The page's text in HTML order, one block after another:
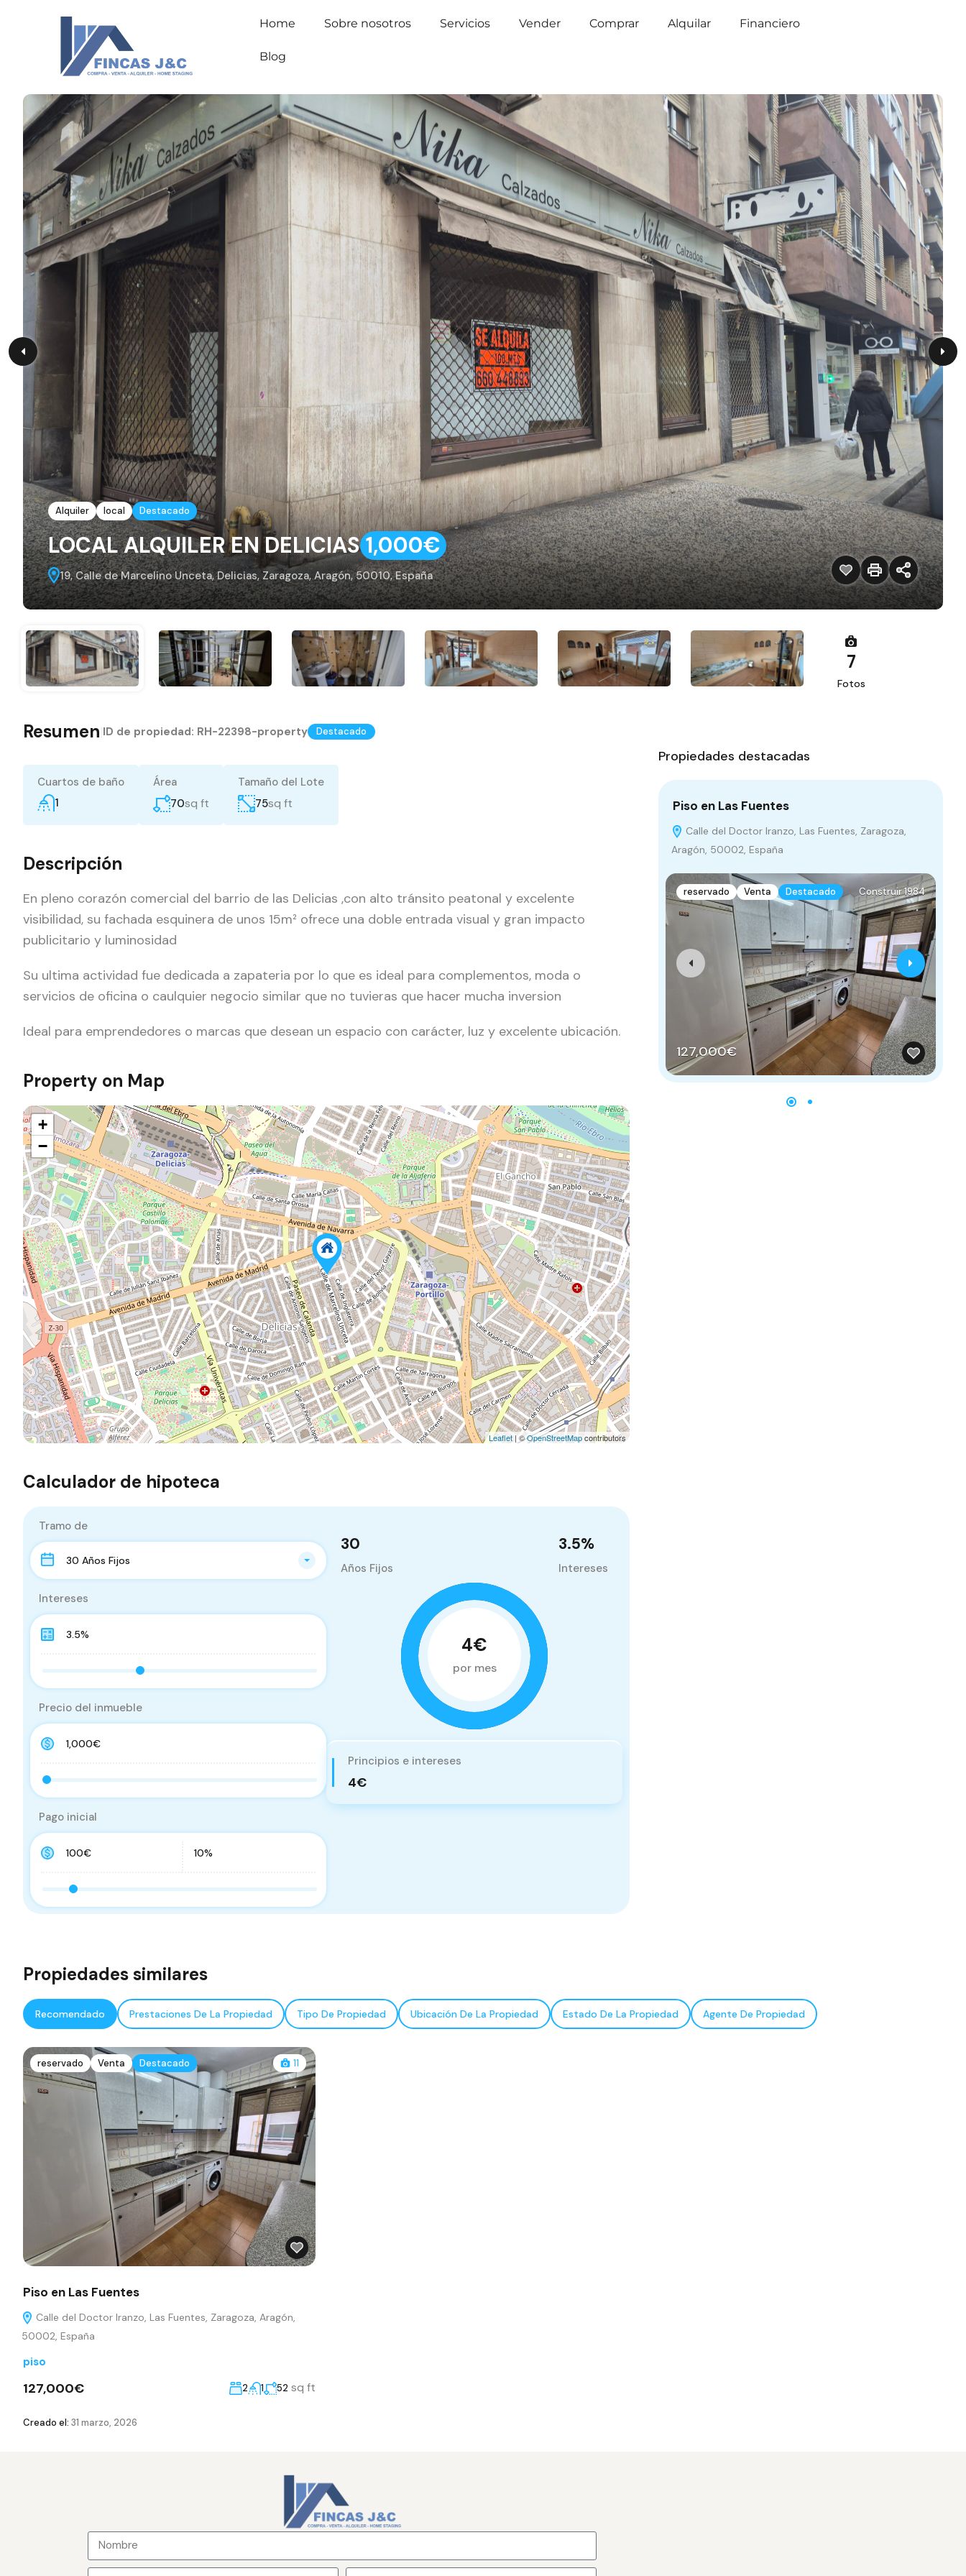
Home Sobre nosotros Servicios Vender Comprar Alquilar Financiero
Blog
Alquiler local Destacado
LOCAL ALQUILER EN DELICIAS 1,000€
19, Calle de Marcelino Unceta, Delicias, Zaragoza, Aragón, 50010, España
7
Fotos
Resumen ID de propiedad: RH-22398-property Destacado
Cuartos de baño
1
Área
70sq ft
Tamaño del Lote
75sq ft
Descripción
En pleno corazón comercial del barrio de las Delicias ,con alto tránsito peatonal y excelente
visibilidad, su fachada esquinera de unos 15m² ofrece una doble entrada visual y gran impacto
publicitario y luminosidad
Su ultima actividad fue dedicada a zapateria por lo que es ideal para complementos, moda o
servicios de oficina o caulquier negocio similar que no tuvieras que hacer mucha inversion
Ideal para emprendedores o marcas que desean un espacio con carácter, luz y excelente ubicación.
Property on Map
+
−
Leaflet | ©OpenStreetMapcontributors
Calculador de hipoteca
Tramo de
30 Años Fijos
Intereses
Precio del inmueble
Pago inicial
30
Años Fijos
3.5%
Intereses
4€
por mes
Principios e intereses
4€
Propiedades destacadas
Piso en Las Fuentes
Calle del Doctor Iranzo, Las Fuentes, Zaragoza,
Aragón, 50002, España
reservado Venta Destacado Construir 1984
127,000€
Propiedades similares
Recomendado Prestaciones De La Propiedad Tipo De Propiedad Ubicación De La Propiedad Estado De La Propiedad Agente De Propiedad
reservado Venta Destacado 11
Piso en Las Fuentes
Calle del Doctor Iranzo, Las Fuentes, Zaragoza, Aragón,
50002, España
piso
127,000€ 2 1 52 sq ft
Creado el: 31 marzo, 2026